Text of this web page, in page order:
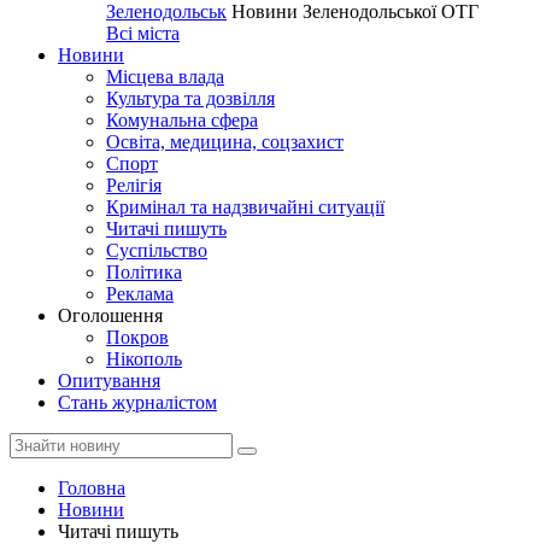
Зеленодольськ Новини Зеленодольської ОТГ
Всі міста
Новини
Місцева влада
Культура та дозвілля
Комунальна сфера
Освіта, медицина, соцзахист
Спорт
Релігія
Кримінал та надзвичайні ситуації
Читачі пишуть
Суспільство
Політика
Реклама
Оголошення
Покров
Нікополь
Опитування
Стань журналістом
Головна
Новини
Читачі пишуть